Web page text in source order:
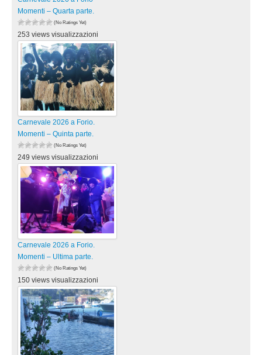
Momenti – Quarta parte.
(No Ratings Yet)
253 views visualizzazioni
Carnevale 2026 a Forio.
Momenti – Quinta parte.
(No Ratings Yet)
249 views visualizzazioni
Carnevale 2026 a Forio.
Momenti – Ultima parte.
(No Ratings Yet)
150 views visualizzazioni